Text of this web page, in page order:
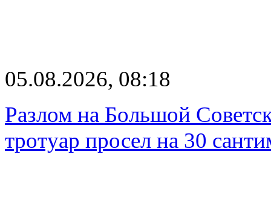
05.08.2026, 08:18
Разлом на Большой
тротуар просел на 30